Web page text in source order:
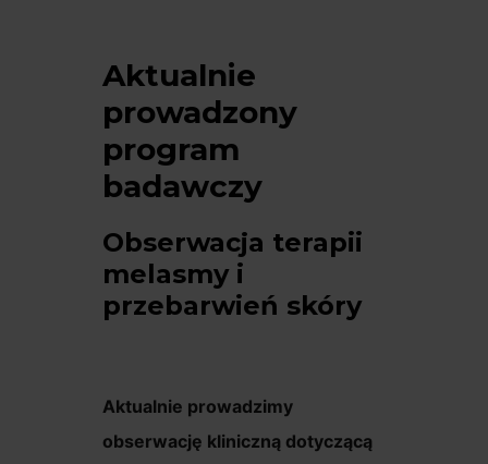
Aktualnie
prowadzony
program
badawczy
Obserwacja terapii
melasmy i
przebarwień skóry
Aktualnie prowadzimy
obserwację kliniczną dotyczącą